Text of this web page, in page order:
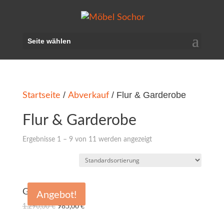
Seite wählen
Startseite / Abverkauf/ Flur & Garderobe
Flur & Garderobe
Ergebnisse 1 – 9 von 11 werden angezeigt
Angebot!
Garderobe
1.290,00€Ursprünglicher
985,00€Aktueller